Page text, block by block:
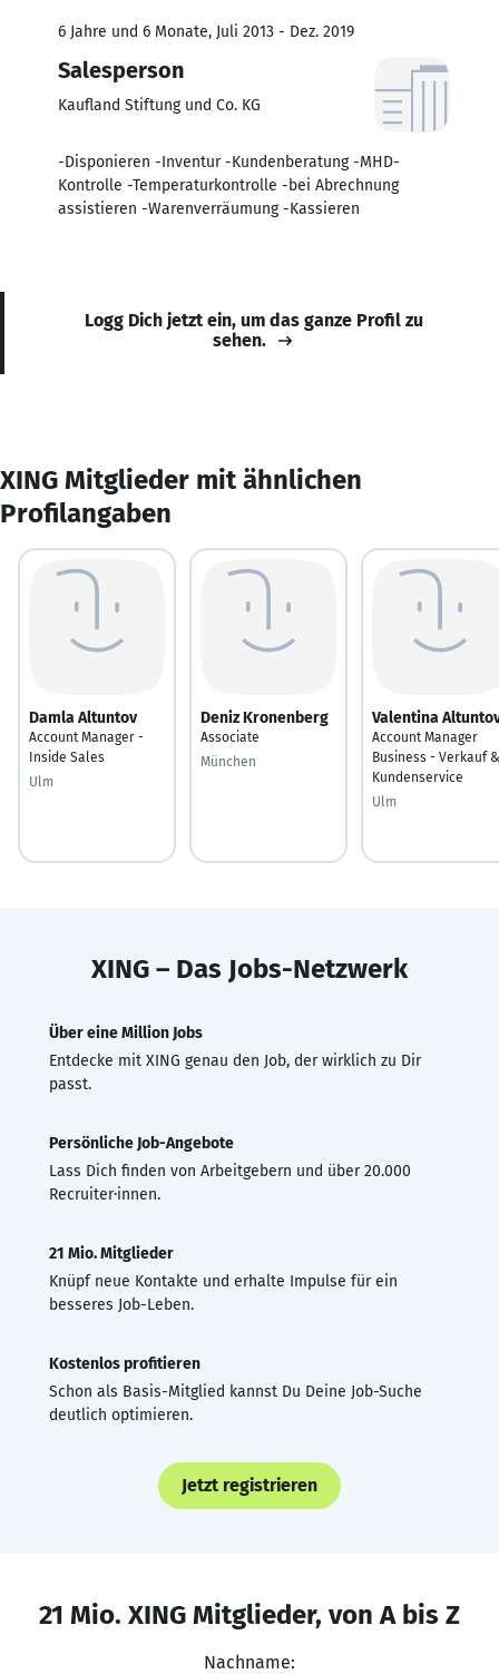
6 Jahre und 6 Monate, Juli 2013 - Dez. 2019
Salesperson
Kaufland Stiftung und Co. KG
-Disponieren -Inventur -Kundenberatung -MHD-
Kontrolle -Temperaturkontrolle -bei Abrechnung
assistieren -Warenverräumung -Kassieren
Logg Dich jetzt ein, um das ganze Profil zu
sehen.
XING Mitglieder mit ähnlichen
Profilangaben
Damla Altuntov
Account Manager -
Inside Sales
Ulm
Deniz Kronenberg
Associate
München
Valentina
Account Manager
Business - Verkauf &
Kundenservice
Ulm
XING – Das Jobs-Netzwerk
Über eine Million Jobs
Entdecke mit XING genau den Job, der wirklich zu Dir
passt.
Persönliche Job-Angebote
Lass Dich finden von Arbeitgebern und über 20.000
Recruiter·innen.
21 Mio. Mitglieder
Knüpf neue Kontakte und erhalte Impulse für ein
besseres Job-Leben.
Kostenlos profitieren
Schon als Basis-Mitglied kannst Du Deine Job-Suche
deutlich optimieren.
Jetzt registrieren
21 Mio. XING Mitglieder, von A bis Z
Nachname: